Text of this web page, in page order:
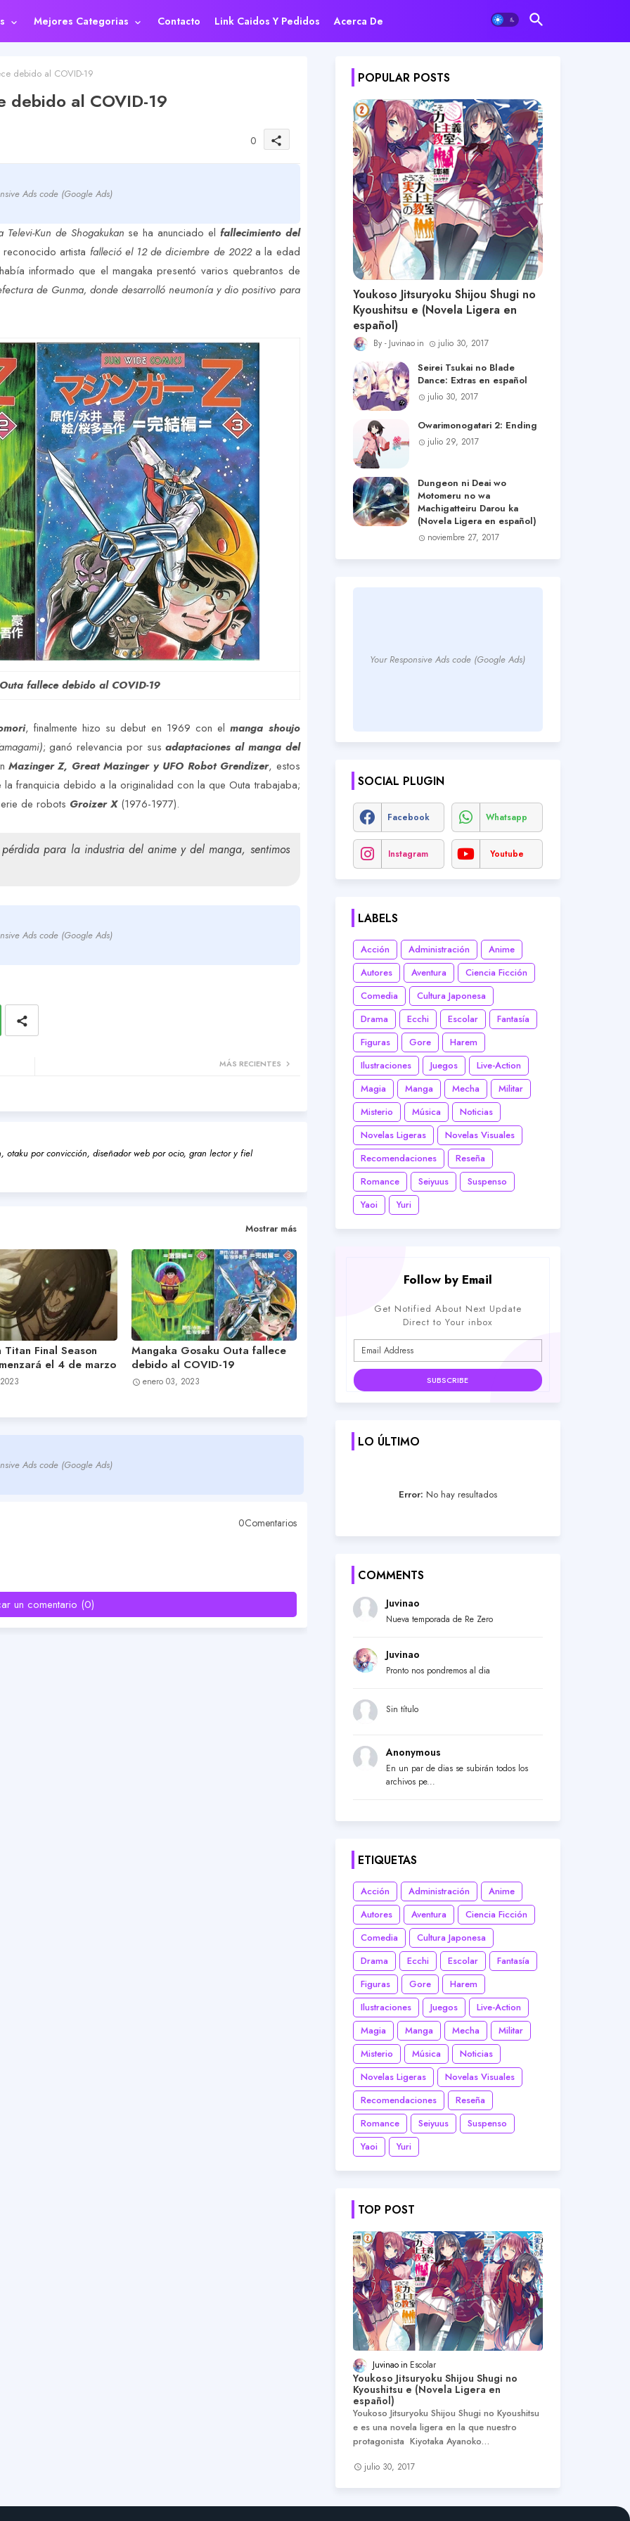
Mejores Categorias Contacto Link Caidos Y Pedidos Acerca De
debido al COVID-19
debido al COVID-19
0 share
Ads code (Google Ads)
Kun de Shogakukan se ha anunciado el fallecimiento del
artista falleció el 12 de diciembre de 2022a la edad
informado que el mangaka presentó varios quebrantos de
de Gunma, donde desarrolló neumonía y dio positivo para
fallece debido al COVID-19
, finalmente hizo su debut en 1969 con elmanga shoujo
; ganó relevancia por susadaptaciones al manga del
Mazinger Z, Great Mazinger y UFO Robot Grendizer, estos
franquicia debido a la originalidad con la que Outa trabajaba;
de robots Groizer X (1976-1977).
para la industria del anime y del manga, sentimos
Ads code (Google Ads)
MÁS RECIENTES
otaku por convicción, diseñador web por ocio, gran lector y fiel
Mostrar más
Final Season
el 4 de marzo
Mangaka Gosaku Outa fallece
debido al COVID-19
enero 03, 2023
Ads code (Google Ads)
0Comentarios
un comentario (0)
POPULAR POSTS
Youkoso Jitsuryoku Shijou Shugi no
Kyoushitsu e (Novela Ligera en
español)
Juvinao julio 30, 2017
Seirei Tsukai no Blade
Dance: Extras en español
julio 30, 2017
Owarimonogatari 2: Ending
julio 29, 2017
Dungeon ni Deai wo
Motomeru no wa
Machigatteiru Darou ka
(Novela Ligera en español)
noviembre 27, 2017
Your Responsive Ads code (Google Ads)
SOCIAL PLUGIN
Facebook Whatsapp
Instagram Youtube
LABELS
Acción Administración
Anime
Autores
Aventura
Ciencia Ficción
Comedia
Cultura Japonesa
Drama
Ecchi Escolar
Fantasía
Figuras
Gore
Harem
Ilustraciones
Juegos
Live-Action
Magia
Manga Mecha
Militar
Misterio
Música
Noticias
Novelas Ligeras
Novelas Visuales
Recomendaciones
Reseña
Romance
Seiyuus
Suspenso
Yaoi
Yuri
Follow by Email
Get Notified About Next Update
Direct to Your inbox
LO ÚLTIMO
Error: No hay resultados
COMMENTS
Juvinao
Nueva temporada de Re Zero
Juvinao
Pronto nos pondremos al dia
Sin título
Anonymous
En un par de dias se subirán todos los
archivos pe...
ETIQUETAS
Acción Administración
Anime
Autores
Aventura
Ciencia Ficción
Comedia
Cultura Japonesa
Drama
Ecchi Escolar
Fantasía
Figuras
Gore
Harem
Ilustraciones
Juegos
Live-Action
Magia
Manga Mecha
Militar
Misterio
Música
Noticias
Novelas Ligeras
Novelas Visuales
Recomendaciones
Reseña
Romance
Seiyuus
Suspenso
Yaoi
Yuri
TOP POST
Juvinao Escolar
Youkoso Jitsuryoku Shijou Shugi no
Kyoushitsu e (Novela Ligera en
español)
Youkoso Jitsuryoku Shijou Shugi no Kyoushitsu
e es una novela ligera en la que nuestro
protagonista Kiyotaka Ayanoko…
julio 30, 2017